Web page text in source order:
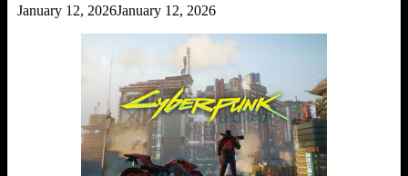
January 12, 2026January 12, 2026